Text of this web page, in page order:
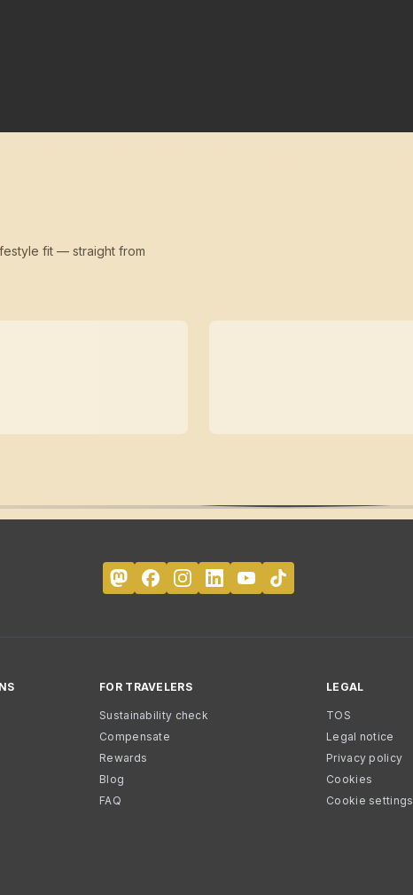
fit — straight from
FOR TRAVELERS
Sustainability check
Compensate
Rewards
Blog
FAQ
LEGAL
TOS
Legal notice
Privacy policy
Cookies
Cookie settings